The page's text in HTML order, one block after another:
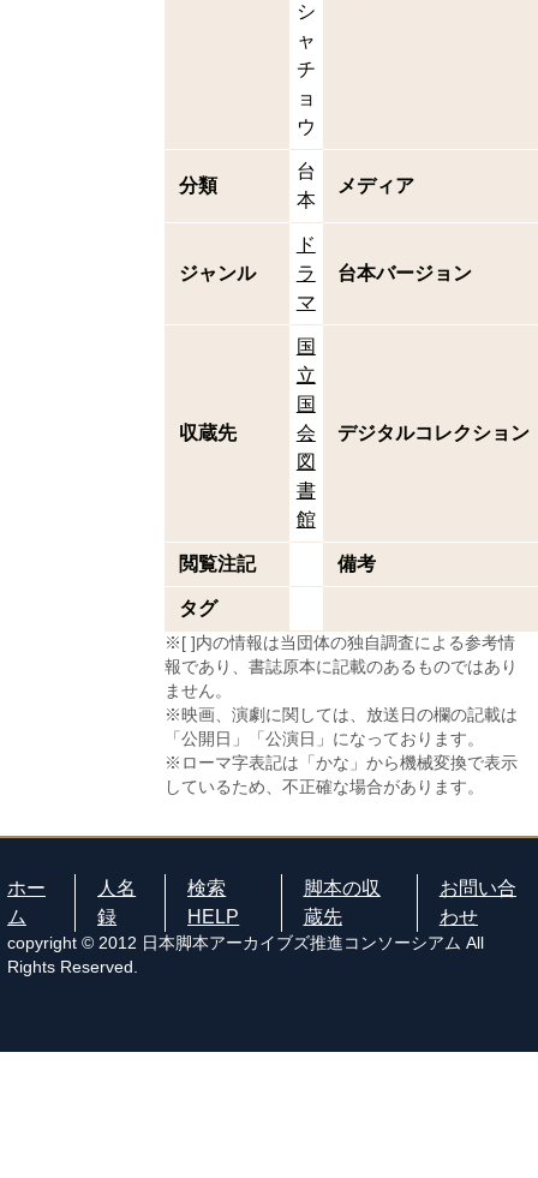
シ
ャ
チ
ョ
ウ
分類
台
本
メディア
ジャンル
ド
ラ
マ
台本バージョン
収蔵先
国
立
国
会
図
書
館
デジタルコレクション
閲覧注記 備考
タグ
※[ ]内の情報は当団体の独自調査による参考情
報であり、書誌原本に記載のあるものではあり
ません。
※映画、演劇に関しては、放送日の欄の記載は
「公開日」「公演日」になっております。
※ローマ字表記は「かな」から機械変換で表示
しているため、不正確な場合があります。
ホー
ム
人名
録
検索
HELP
脚本の収
蔵先
お問い合
わせ
copyright © 2012 日本脚本アーカイブズ推進コンソーシアム All
Rights Reserved.